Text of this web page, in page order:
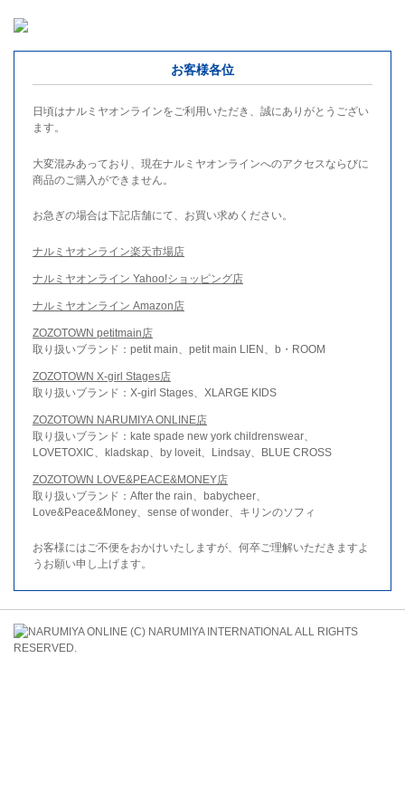
お客様各位
日頃はナルミヤオンラインをご利用いただき、誠にありがとうござい
ます。
大変混みあっており、現在ナルミヤオンラインへのアクセスならびに
商品のご購入ができません。
お急ぎの場合は下記店舗にて、お買い求めください。
ナルミヤオンライン楽天市場店
ナルミヤオンライン Yahoo!ショッピング店
ナルミヤオンライン Amazon店
ZOZOTOWN petitmain店
取り扱いブランド：petit main、petit main LIEN、b・ROOM
ZOZOTOWN X-girl Stages店
取り扱いブランド：X-girl Stages、XLARGE KIDS
ZOZOTOWN NARUMIYA ONLINE店
取り扱いブランド：kate spade new york childrenswear、
LOVETOXIC、kladskap、by loveit、Lindsay、BLUE CROSS
ZOZOTOWN LOVE&PEACE&MONEY店
取り扱いブランド：After the rain、babycheer、
Love&Peace&Money、sense of wonder、キリンのソフィ
お客様にはご不便をおかけいたしますが、何卒ご理解いただきますよ
うお願い申し上げます。